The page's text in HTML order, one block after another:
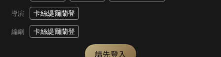
導演 卡絲緹爾蘭登
編劇 卡絲緹爾蘭登
請先登入